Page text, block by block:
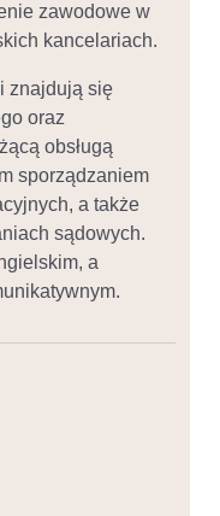
zawodowe w
kancelariach.
znajdują się
oraz
obsługą
sporządzaniem
a także
sądowych.
a